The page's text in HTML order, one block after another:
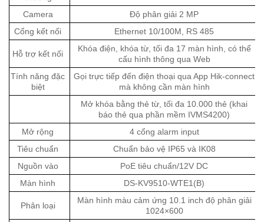
Camera
Độ phân giải 2 MP
Cổng kết nối
Ethernet 10/100M, RS 485
Hỗ trợ kết nối
Khóa điện, khóa từ, tối đa 17 màn hình, có thể
cấu hình thông qua Web
Tính năng đặc
biệt
Gọi trực tiếp đến điện thoại qua App Hik-connect
mà không cần màn hình
Mở khóa bằng thẻ từ, tối đa 10.000 thẻ (khai
báo thẻ qua phần mềm IVMS4200)
Mở rộng
4 cổng alarm input
Tiêu chuẩn
Chuẩn bảo vệ IP65 và IK08
Nguồn vào
PoE tiêu chuẩn/12V DC
Màn hình
DS-KV9510-WTE1(B)
Phân loại
Màn hình màu cảm ứng 10.1 inch độ phân giải
1024×600